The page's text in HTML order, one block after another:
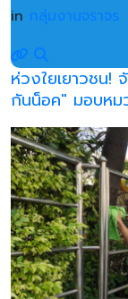
in กลุ่มงานจราจร
ห่วงใยเยาวชน!
กันน็อค" มอบหม